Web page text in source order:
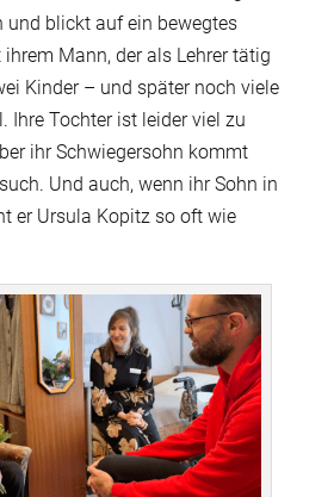
und blickt auf ein bewegtes
Mann, der als Lehrer tätig
Kinder – und später noch viele
Ihre Tochter ist leider viel zu
ihr Schwiegersohn kommt
Und auch, wenn ihr Sohn in
er Ursula Kopitz so oft wie